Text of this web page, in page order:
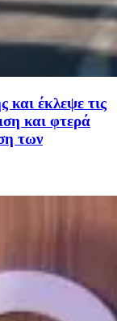
και έκλεψε τις
και φτερά
των